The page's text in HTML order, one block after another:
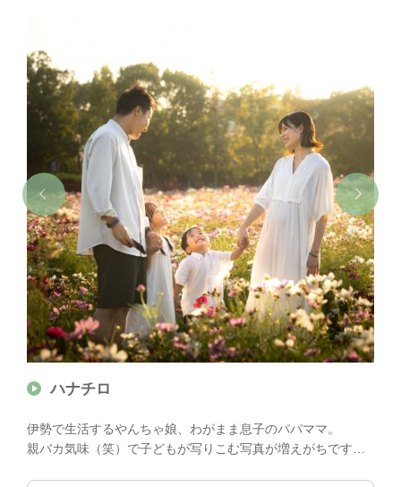
ハナチロ
伊勢で生活するやんちゃ娘、わがまま息子のパパママ。
親バカ気味（笑）で子どもが写りこむ写真が増えがちです